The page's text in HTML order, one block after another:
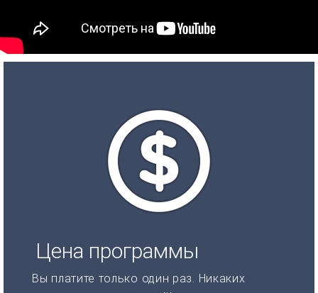
Цена программы
Вы платите только один раз. Никаких